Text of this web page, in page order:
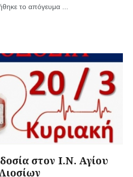
το απόγευμα ...
στον Ι.Ν. Αγίου